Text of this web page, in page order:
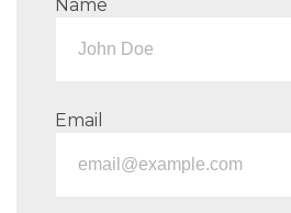
Name
Email